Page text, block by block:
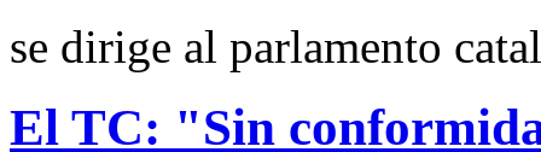
se dirige al parlamento
El TC: "Sin